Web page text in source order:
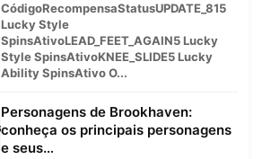
CódigoRecompensaStatusUPDATE_815
Lucky Style
SpinsAtivoLEAD_FEET_AGAIN5 Lucky
Style SpinsAtivoKNEE_SLIDE5 Lucky
Ability SpinsAtivo O...
Personagens de Brookhaven:
conheça os principais personagens
e seus…